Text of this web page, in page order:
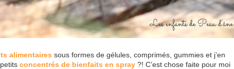
alimentaires sous formes de gélules, comprimés, gummies et j’en
concentrés de bienfaits en spray ?! C’est chose faite pour moi